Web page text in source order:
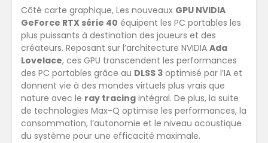
Côté carte graphique, Les nouveaux GPU NVIDIA
GeForce RTX série 40 équipent les PC portables les
plus puissants à destination des joueurs et des
créateurs. Reposant sur l’architecture NVIDIA Ada
Lovelace, ces GPU transcendent les performances
des PC portables grâce au DLSS 3 optimisé par l’IA et
donnent vie à des mondes virtuels plus vrais que
nature avec le ray tracing intégral. De plus, la suite
de technologies Max-Q optimise les performances, la
consommation, l’autonomie et le niveau acoustique
du système pour une efficacité maximale.